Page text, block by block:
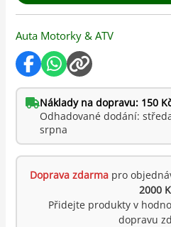
Auta Motorky & ATV
Náklady na dopravu: 150
Odhadované dodání:
srpna
Doprava zdarmapro
2000
Přidejte produkty v
dopravu